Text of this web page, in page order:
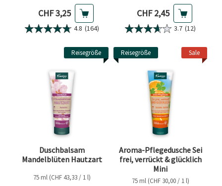
Aktueller Preis
CHF 3,25
4.8 (164)
Aktueller Preis
CHF 2,45
3.7 (12)
Reisegröße
Duschbalsam
Mandelblüten Hautzart
75 ml (CHF 43,33 / 1 l)
Sale
Reisegröße
Aroma-Pflegedusche Sei
frei, verrückt & glücklich
Mini
75 ml (CHF 30,00 / 1 l)